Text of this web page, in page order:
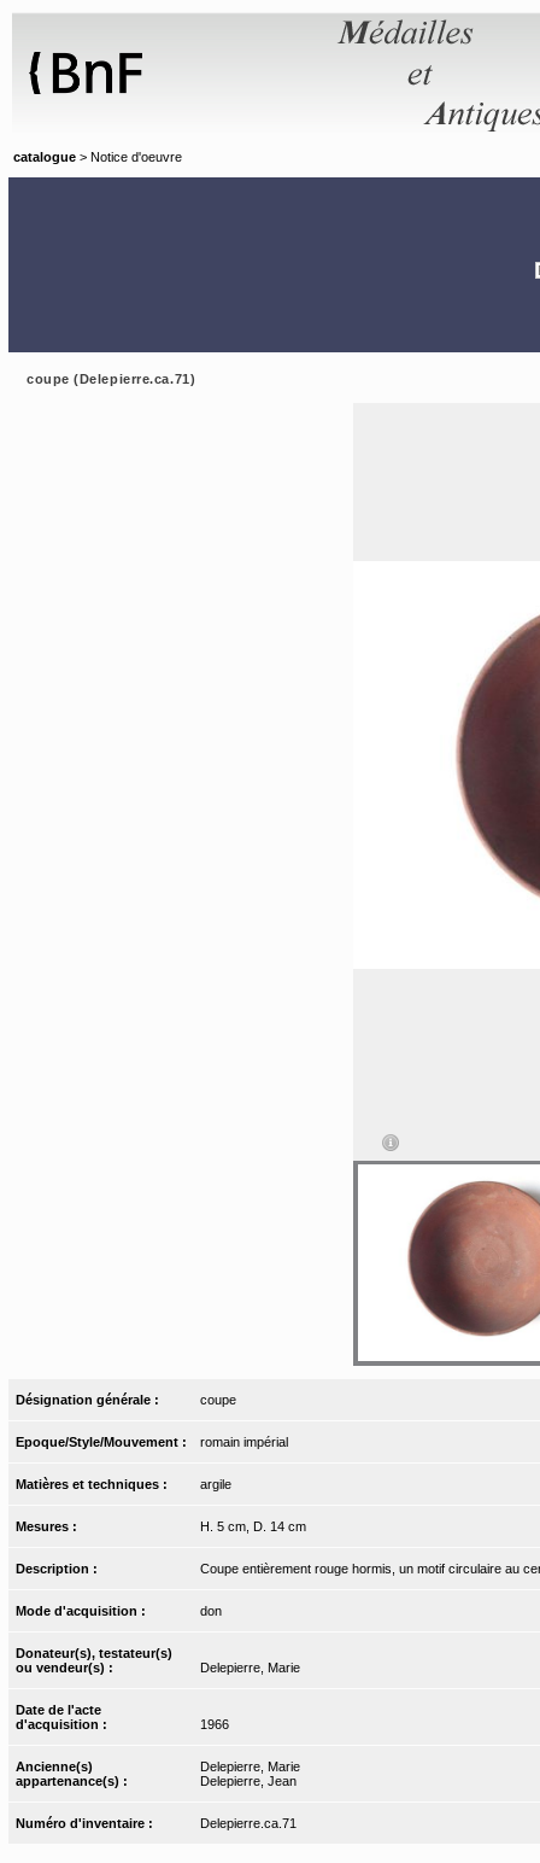
catalogue > Notice d'oeuvre
coupe (Delepierre.ca.71)
Désignation générale : coupe
Epoque/Style/Mouvement : romain impérial
Matières et techniques : argile
Mesures : H. 5 cm, D. 14 cm
Description : Coupe entièrement rouge hormis, un motif circulaire au
Mode d'acquisition : don
Donateur(s), testateur(s)
ou vendeur(s) :
Delepierre, Marie
Date de l'acte
d'acquisition :
1966
Ancienne(s)
appartenance(s) :
Delepierre, Marie
Delepierre, Jean
Numéro d'inventaire : Delepierre.ca.71